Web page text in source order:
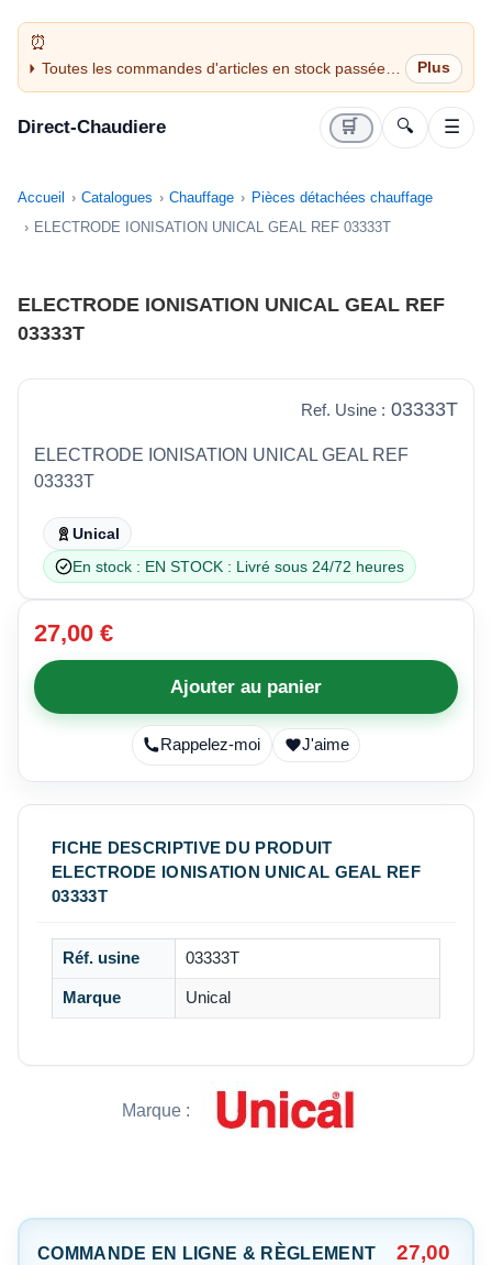
Toutes les commandes d'articles en stock passées
avant 14H sont expédiées le jour même (jours
Direct-Chaudiere 🛒 🔍 ☰
Accueil Catalogues Chauffage
Pièces détachées chauffage
ELECTRODE IONISATION UNICAL GEAL REF 03333T
ELECTRODE IONISATION UNICAL GEAL REF
03333T
Ref. Usine : 03333T
ELECTRODE IONISATION UNICAL GEAL REF
03333T
Unical
En stock : EN STOCK : Livré sous 24/72 heures
27,00 €
Ajouter au panier
Rappelez-moi J'aime
FICHE DESCRIPTIVE DU PRODUIT
ELECTRODE IONISATION UNICAL GEAL REF
03333T
Réf. usine 03333T
Marque Unical
Marque :
COMMANDE EN LIGNE & RÈGLEMENT
27,00